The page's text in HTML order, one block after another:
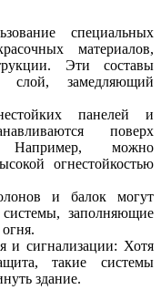
специальных
материалов,
Эти составы
слой, замедляющий
панелей и
поверх
Например, можно
огнестойкостью
и балок могут
системы, заполняющие
и сигнализации: Хотя
такие системы
здание.